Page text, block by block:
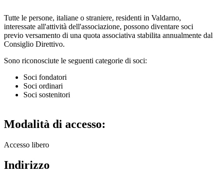
Tutte le persone, italiane o straniere, residenti in Valdarno,
interessate all'attività dell'associazione, possono diventare soci
previo versamento di una quota associativa stabilita annualmente dal
Consiglio Direttivo.
Sono riconosciute le seguenti categorie di soci:
Soci fondatori
Soci ordinari
Soci sostenitori
Modalità di accesso:
Accesso libero
Indirizzo